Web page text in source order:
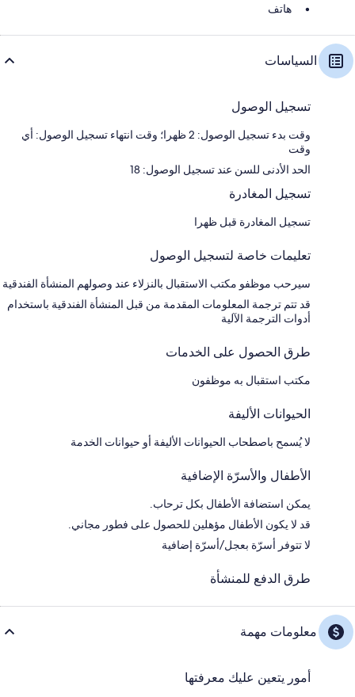
هاتف
السياسات
تسجيل الوصول
وقت بدء تسجيل الوصول: 2 ظهرا؛ وقت انتهاء تسجيل الوصول: أي
وقت
الحد الأدنى للسن عند تسجيل الوصول: 18
تسجيل المغادرة
تسجيل المغادرة قبل ظهرا
تعليمات خاصة لتسجيل الوصول
سيرحب موظفو مكتب الاستقبال بالنزلاء عند وصولهم المنشأة الفندقية
قد تتم ترجمة المعلومات المقدمة من قبل المنشأة الفندقية باستخدام
أدوات الترجمة الآلية
طرق الحصول على الخدمات
مكتب استقبال به موظفون
الحيوانات الأليفة
لا يُسمح باصطحاب الحيوانات الأليفة أو حيوانات الخدمة
الأطفال والأسرّة الإضافية
يمكن استضافة الأطفال بكل ترحاب.
قد لا يكون الأطفال مؤهلين للحصول على فطور مجاني.
لا تتوفر أسرّة بعجل/أسرّة إضافية
طرق الدفع للمنشأة
معلومات مهمة
أمور يتعين عليك معرفتها